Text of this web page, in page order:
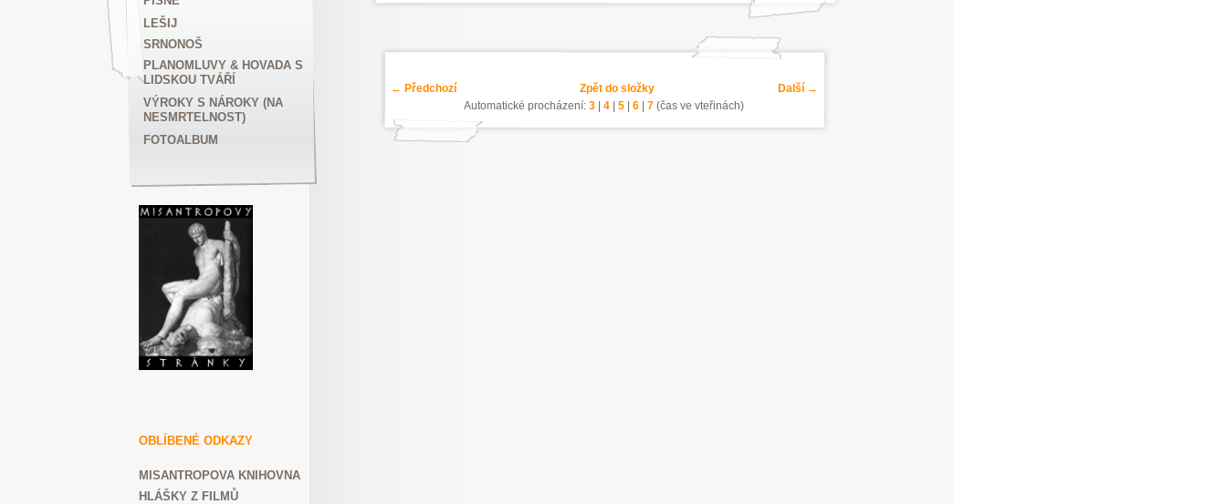
LEŠIJ
SRNONOŠ
PLANOMLUVY & HOVADA S
LIDSKOU TVÁŘÍ
VÝROKY S NÁROKY (NA
NESMRTELNOST)
FOTOALBUM
OBLÍBENÉ ODKAZY
MISANTROPOVA KNIHOVNA
HLÁŠKY Z FILMŮ
← Předchozí Další →
Zpět do složky
Automatické procházení: 3 | 4 | 5 | 6 | 7 (čas ve vteřinách)